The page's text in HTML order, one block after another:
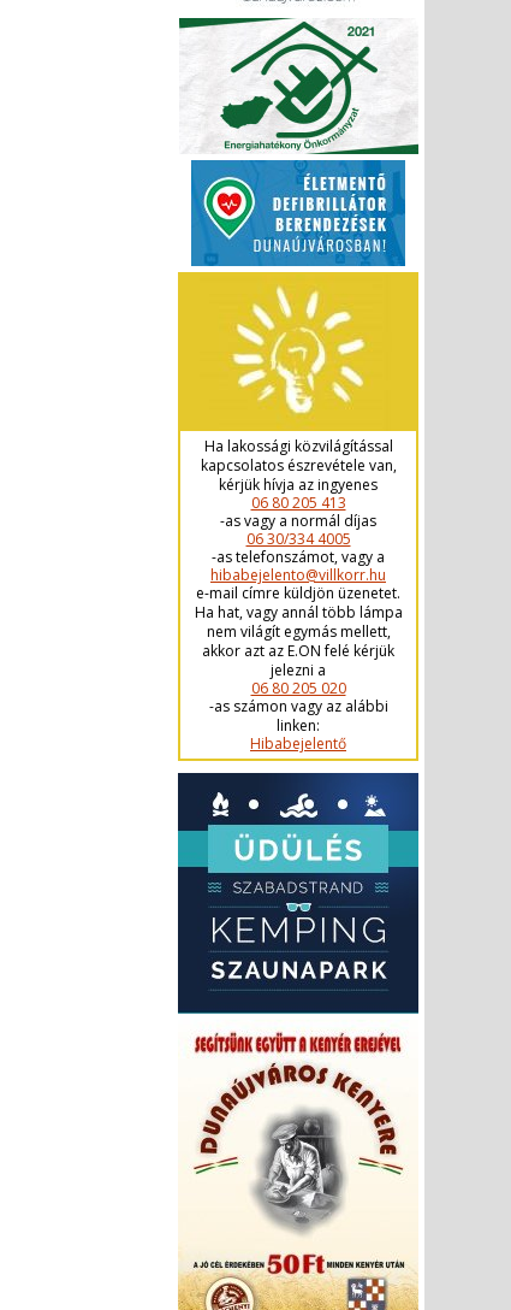
Ha lakossági közvilágítással
kapcsolatos észrevétele van,
kérjük hívja az ingyenes
06 80 205 413
-as vagy a normál díjas
06 30/334 4005
-as telefonszámot, vagy a
hibabejelento@villkorr.hu
e-mail címre küldjön üzenetet.
Ha hat, vagy annál több lámpa
nem világít egymás mellett,
akkor azt az E.ON felé kérjük
jelezni a
06 80 205 020
-as számon vagy az alábbi
linken:
Hibabejelentő